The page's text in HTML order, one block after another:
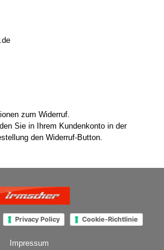
zum Widerruf.
Sie in Ihrem Kundenkonto in der
den Widerruf-Button.
Privacy Policy Cookie-Richtlinie
Impressum